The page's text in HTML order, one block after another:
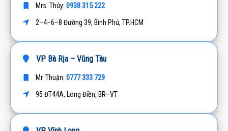
Mrs. Thúy: 0938 315 222
2–4–6–8 Đường 39, Bình Phú, TP.HCM
VP Bà Rịa – Vũng Tàu
Mr. Thuận: 0777 333 729
95 ĐT44A, Long Điền, BR–VT